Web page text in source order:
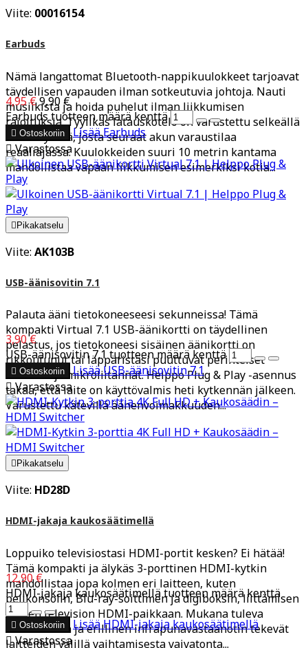
Viite: 00016154
Earbuds
Nämä langattomat Bluetooth-nappikuulokkeet tarjoavat
täydellisen vapauden ilman sotkeutuvia johtoja. Nauti
musiikista ja hoida puhelut ilman liikkumisen
rajoituksia. Tyylikäs latauskotelo on varustettu selkeällä
LCD-näytöllä, josta seuraat akun varaustilaa
reaaliajassa. Kuulokkeiden suuri 10 metrin kantama
mahdollistaa vapaan liikkumisen esimerkiksi kotia...
4,95 €9,90 €
Earbuds tuotteen määrä kenttä
 Ostoskoriin LisääEarbuds
Varastossa
 Pikakatselu
Viite: AK103B
USB-äänisovitin 7.1
Palauta ääni tietokoneeseesi sekunneissa! Tämä
kompakti Virtual 7.1 USB-äänikortti on täydellinen
pelastus, jos tietokoneesi sisäinen äänikortti on
rikkoutunut tai läppäristäsi puuttuvat perinteiset
kuuloke- ja mikroliitännät. Helppo Plug & Play -asennus
takaa, että laite on käyttövalmis heti kytkennän jälkeen.
Varustettu kätevillä äänenvoimakkuuden...
3,90 €
USB-äänisovitin 7.1 tuotteen määrä kenttä
 Ostoskoriin LisääUSB-äänisovitin 7.1
Varastossa
 Pikakatselu
Viite: HD28D
HDMI-jakaja kaukosäätimellä
Loppuiko televisiostasi HDMI-portit kesken? Ei hätää!
Tämä kompakti ja älykäs 3-porttinen HDMI-kytkin
mahdollistaa jopa kolmen eri laitteen, kuten
pelikonsolin, Blu-ray-soittimen ja digiboksin, liittämisen
yhteen television HDMI-paikkaan. Mukana tuleva
kaukosäädin ja erillinen infrapunavastaanotin tekevät
laitteiden välillä vaihtamisesta vaivatonta...
12,90 €
HDMI-jakaja kaukosäätimellä tuotteen määrä kenttä
 Ostoskoriin LisääHDMI-jakaja kaukosäätimellä
Varastossa